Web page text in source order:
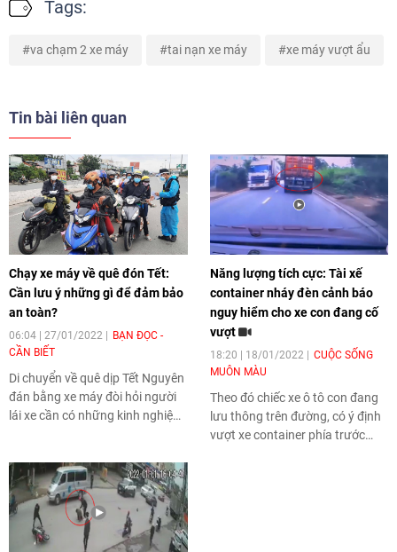
Tags:
va chạm 2 xe máy tai nạn xe máy xe máy vượt ẩu
Tin bài liên quan
Chạy xe máy về quê đón Tết:
Cần lưu ý những gì để đảm bảo
an toàn?
06:04 | 27/01/2022
BẠN ĐỌC -
CẦN BIẾT
Di chuyển về quê dịp Tết Nguyên
đán bằng xe máy đòi hỏi người
lái xe cần có những kinh nghiệm
thời tiết của từng vùng miền,
chủ xe cần điều chỉnh thời gian
xuất phát và tốc độ di chuyển.
Năng lượng tích cực: Tài xế
container nháy đèn cảnh báo
nguy hiểm cho xe con đang cố
vượt
18:20 | 18/01/2022
CUỘC SỐNG
MUÔN MÀU
Theo đó chiếc xe ô tô con đang
lưu thông trên đường, có ý định
vượt xe container phía trước